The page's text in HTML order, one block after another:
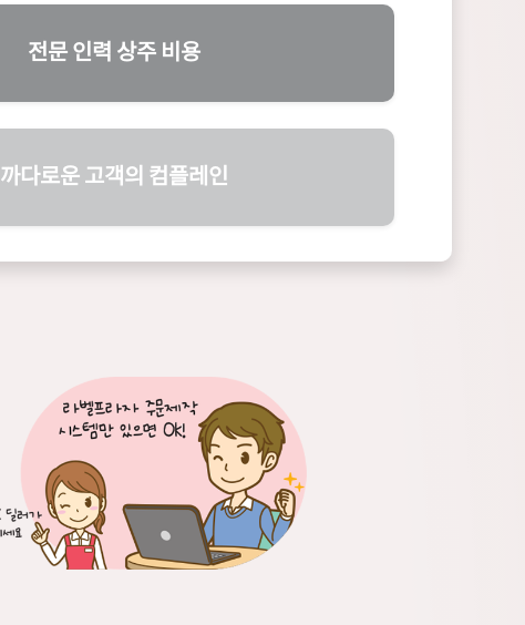
전문 인력 상주 비용
까다로운 고객의 컴플레인